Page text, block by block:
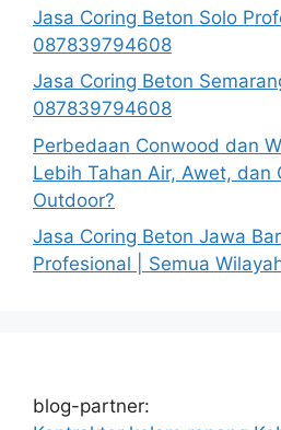
Jasa Coring Beton Solo
087839794608
Jasa Coring Beton
087839794608
Perbedaan Conwood dan
Lebih Tahan Air, Awet, dan
Outdoor?
Jasa Coring Beton Jawa
Profesional | Semua
blog-partner: